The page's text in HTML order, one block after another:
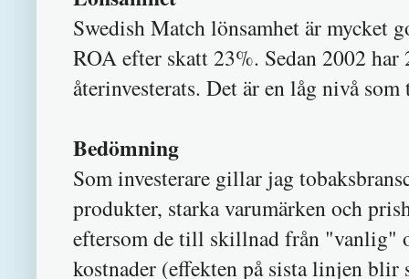
Swedish Match lönsamhet är mycket
ROA efter skatt 23%. Sedan 2002 har
återinvesterats. Det är en låg nivå
Bedömning
Som investerare gillar jag
produkter, starka varumärken och
eftersom de till skillnad från "vanlig"
kostnader (effekten på sista linjen blir